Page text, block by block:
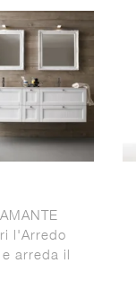
l'Arredo
arreda il